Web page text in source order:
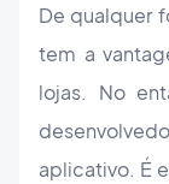
De qualquer
tem a
lojas. No
aplicativo. É